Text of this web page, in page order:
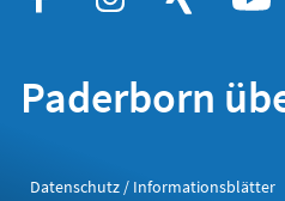
Paderborn
Datenschutz / Informationsblätter